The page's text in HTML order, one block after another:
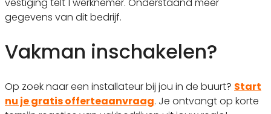
gegevens van dit bedrijf.
Vakman inschakelen?
Op zoek naar een installateur bij jou in de buurt? Start
nu je gratis offerteaanvraag. Je ontvangt op korte